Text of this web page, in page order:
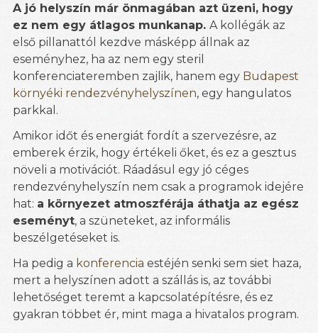
A jó helyszín már önmagában azt üzeni, hogy
ez nem egy átlagos munkanap. A kollégák az
első pillanattól kezdve másképp állnak az
eseményhez, ha az nem egy steril
konferenciateremben zajlik, hanem egy Budapest
környéki rendezvényhelyszínen, egy hangulatos
parkkal.
Amikor időt és energiát fordít a szervezésre, az
emberek érzik, hogy értékeli őket, és ez a gesztus
növeli a motivációt. Ráadásul egy jó céges
rendezvényhelyszín nem csak a programok idejére
hat: a környezet atmoszférája áthatja az egész
eseményt, a szüneteket, az informális
beszélgetéseket is.
Ha pedig a konferencia estéjén senki sem siet haza,
mert a helyszínen adott a szállás is, az további
lehetőséget teremt a kapcsolatépítésre, és ez
gyakran többet ér, mint maga a hivatalos program.